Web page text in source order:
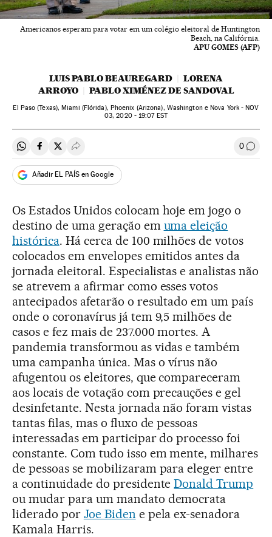
Americanos esperam para votar em um colégio eleitoral de Huntington
Beach, na Califórnia.
APU GOMES (AFP)
LUIS PABLO BEAUREGARD
LORENA
ARROYO
PABLO XIMÉNEZ DE SANDOVAL
El Paso (Texas), Miami (Flórida), Phoenix (Arizona), Washington e Nova York -NOV
03, 2020 - 19:07EST
Compartir en Whatsapp
Compartir en Facebook
Compartir en Twitter
Desplegar Redes Sociales 0
Añadir EL PAÍS en Google
Os Estados Unidos colocam hoje em jogo o
destino de uma geração em uma eleição
histórica. Há cerca de 100 milhões de votos
colocados em envelopes emitidos antes da
jornada eleitoral. Especialistas e analistas não
se atrevem a afirmar como esses votos
antecipados afetarão o resultado em um país
onde o coronavírus já tem 9,5 milhões de
casos e fez mais de 237.000 mortes. A
pandemia transformou as vidas e também
uma campanha única. Mas o vírus não
afugentou os eleitores, que compareceram
aos locais de votação com precauções e gel
desinfetante. Nesta jornada não foram vistas
tantas filas, mas o fluxo de pessoas
interessadas em participar do processo foi
constante. Com tudo isso em mente, milhares
de pessoas se mobilizaram para eleger entre
a continuidade do presidenteDonald Trump
ou mudar para um mandato democrata
liderado por Joe Biden e pela ex-senadora
Kamala Harris.